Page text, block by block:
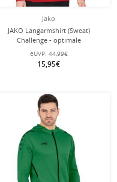
Jako
JAKO Langarmshirt (Sweat)
Challenge - optimale
Bewegungsfreiheit - rot Herren
eUVP: 44,99€
15,95€